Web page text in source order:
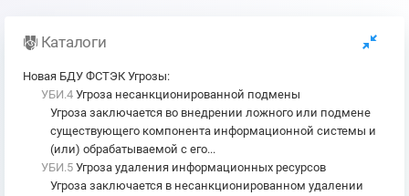
Каталоги
Новая БДУ ФСТЭК Угрозы:
УБИ.4 Угроза несанкционированной подмены
Угроза заключается во внедрении ложного или подмене
существующего компонента информационной системы и
(или) обрабатываемой с его...
УБИ.5 Угроза удаления информационных ресурсов
Угроза заключается в несанкционированном удалении